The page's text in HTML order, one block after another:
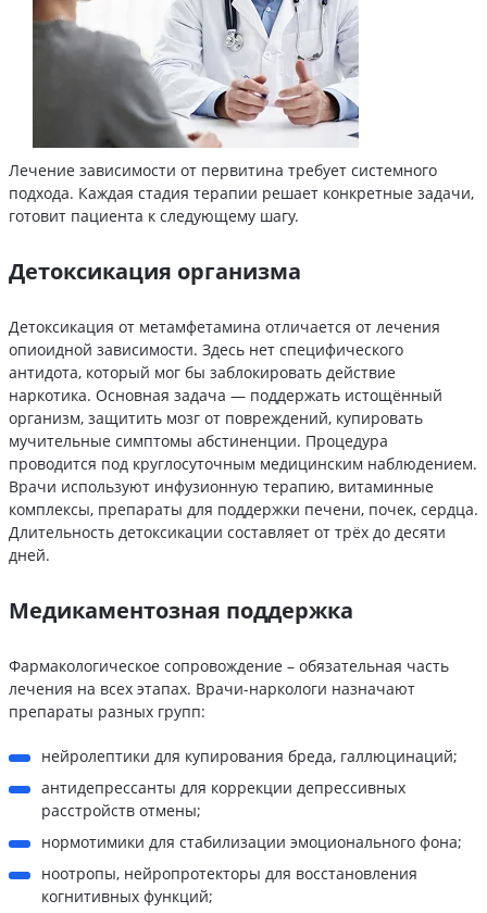
Лечение зависимости от первитина требует системного
подхода. Каждая стадия терапии решает конкретные задачи,
готовит пациента к следующему шагу.
Детоксикация организма
Детоксикация от метамфетамина отличается от лечения
опиоидной зависимости. Здесь нет специфического
антидота, который мог бы заблокировать действие
наркотика. Основная задача — поддержать истощённый
организм, защитить мозг от повреждений, купировать
мучительные симптомы абстиненции. Процедура
проводится под круглосуточным медицинским наблюдением.
Врачи используют инфузионную терапию, витаминные
комплексы, препараты для поддержки печени, почек, сердца.
Длительность детоксикации составляет от трёх до десяти
дней.
Медикаментозная поддержка
Фармакологическое сопровождение – обязательная часть
лечения на всех этапах. Врачи-наркологи назначают
препараты разных групп:
нейролептики для купирования бреда, галлюцинаций;
антидепрессанты для коррекции депрессивных
расстройств отмены;
нормотимики для стабилизации эмоционального фона;
ноотропы, нейропротекторы для восстановления
когнитивных функций;